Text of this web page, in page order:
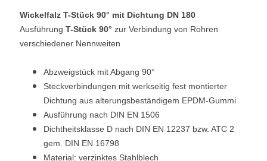
Wickelfalz T-Stück 90° mit Dichtung DN 180
Ausführung T-Stück 90° zur Verbindung von Rohren
verschiedener Nennweiten
Abzweigstück mit Abgang 90°
Steckverbindungen mit werkseitig fest montierter
Dichtung aus alterungsbeständigem EPDM-Gummi
Ausführung nach DIN EN 1506
Dichtheitsklasse D nach DIN EN 12237 bzw. ATC 2
gem. DIN EN 16798
Material: verzinktes Stahlblech